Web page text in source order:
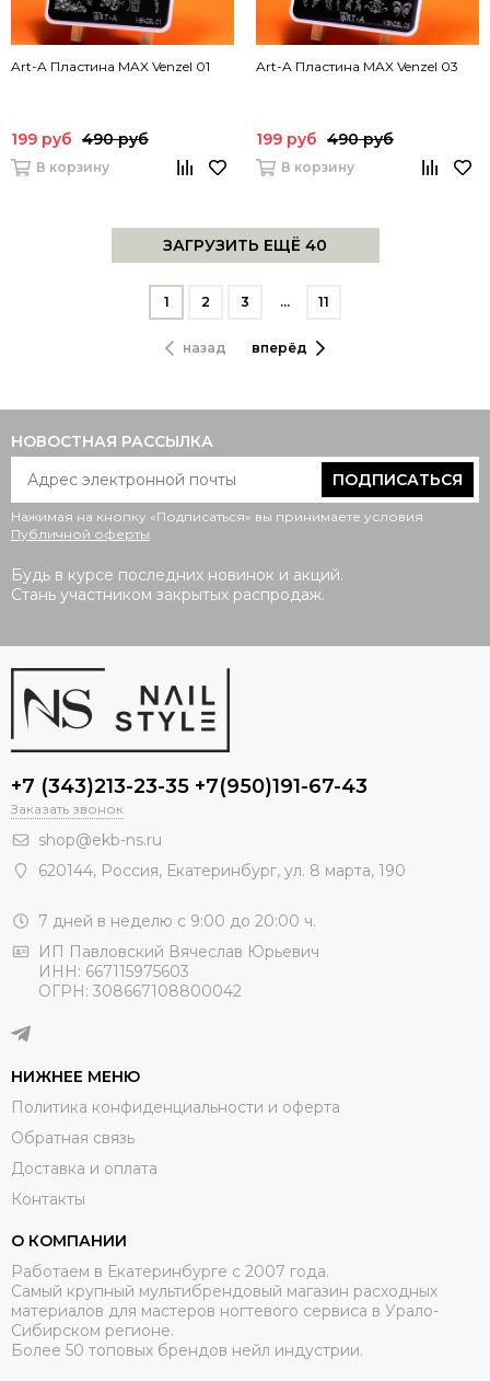
Art-A Пластина MAX Venzel 01
199 руб 490 руб
В корзину
Art-A Пластина MAX Venzel 03
199 руб 490 руб
В корзину
ЗАГРУЗИТЬ ЕЩЁ 40
назад
1 2 3 … 11
вперёд
НОВОСТНАЯ РАССЫЛКА
ПОДПИСАТЬСЯ
Нажимая на кнопку «Подписаться» вы принимаете условия
Публичной оферты.
Будь в курсе последних новинок и акций.
Стань участником закрытых распродаж.
+7 (343)213-23-35 +7(950)191-67-43
Заказать звонок
shop@ekb-ns.ru
620144, Россия, Екатеринбург, ул. 8 марта, 190
7 дней в неделю с 9:00 до 20:00 ч.
ИП Павловский Вячеслав Юрьевич
ИНН: 667115975603
ОГРН: 308667108800042
НИЖНЕЕ МЕНЮ
Политика конфиденциальности и оферта
Обратная связь
Доставка и оплата
Контакты
О КОМПАНИИ
Работаем в Екатеринбурге с 2007 года.
Самый крупный мультибрендовый магазин расходных
материалов для мастеров ногтевого сервиса в Урало-
Сибирском регионе.
Более 50 топовых брендов нейл индустрии.